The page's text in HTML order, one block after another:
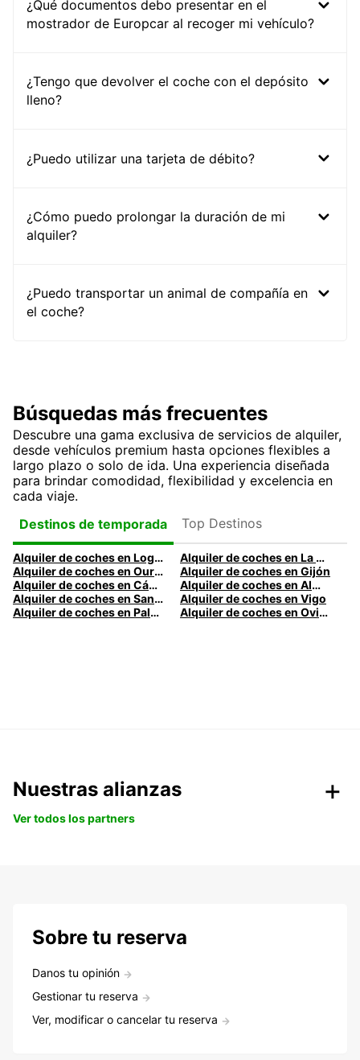
¿Qué documentos debo presentar en el
mostrador de Europcar al recoger mi vehículo?
¿Tengo que devolver el coche con el depósito
lleno?
¿Puedo utilizar una tarjeta de débito?
¿Cómo puedo prolongar la duración de mi
alquiler?
¿Puedo transportar un animal de compañía en
el coche?
Búsquedas más frecuentes
Descubre una gama exclusiva de servicios de alquiler,
desde vehículos premium hasta opciones flexibles a
largo plazo o solo de ida. Una experiencia diseñada
para brindar comodidad, flexibilidad y excelencia en
cada viaje.
Destinos de temporada
Top Destinos
Alquiler de coches en Logroño
Alquiler de coches en La Coruña
Alquiler de coches en Ourense
Alquiler de coches en Gijón
Alquiler de coches en Cádiz
Alquiler de coches en Almería
Alquiler de coches en Santander
Alquiler de coches en Vigo
Alquiler de coches en Palma
Alquiler de coches en Oviedo
Nuestras alianzas
Ver todos los partners
Sobre tu reserva
Danos tu opinión
Gestionar tu reserva
Ver, modificar o cancelar tu reserva